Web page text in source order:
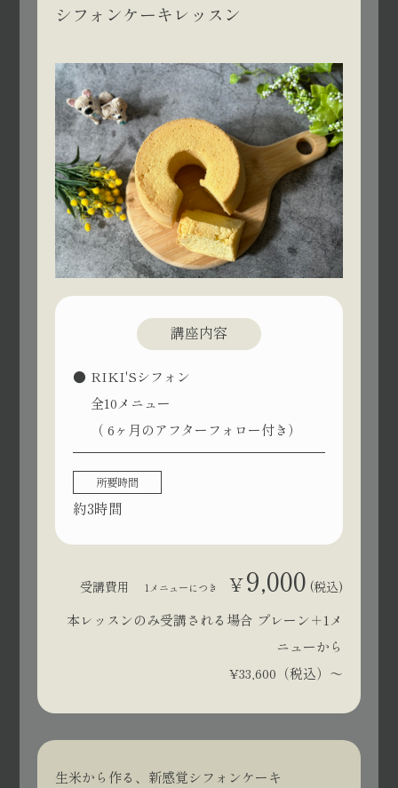
シフォンケーキレッスン
講座内容
RIKI'Sシフォン
全10メニュー
（ 6ヶ月のアフターフォロー付き）
所要時間
約3時間
受講費用 1メニューにつき ¥9,000 (税込)
本レッスンのみ受講される場合 プレーン＋1メ
ニューから
¥33,600（税込）〜
生米から作る、新感覚シフォンケーキ